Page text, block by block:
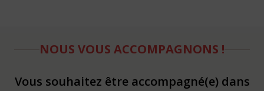
NOUS VOUS ACCOMPAGNONS !
Vous souhaitez être accompagné(e) dans